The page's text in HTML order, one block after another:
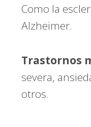
Como la
Alzheimer.
Trastornos
severa,
otros.